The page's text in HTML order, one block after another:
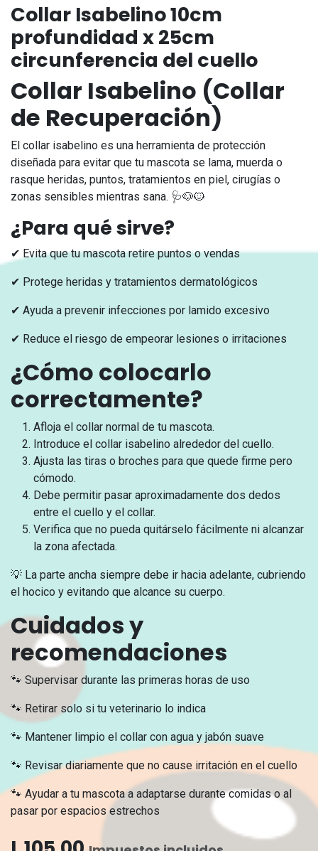
Collar Isabelino 10cm
profundidad x 25cm
circunferencia del cuello
Collar Isabelino (Collar
de Recuperación)
El collar isabelino es una herramienta de protección
diseñada para evitar que tu mascota se lama, muerda o
rasque heridas, puntos, tratamientos en piel, cirugías o
zonas sensibles mientras sana. 🩺🐶🐱
¿Para qué sirve?
✔ Evita que tu mascota retire puntos o vendas
✔ Protege heridas y tratamientos dermatológicos
✔ Ayuda a prevenir infecciones por lamido excesivo
✔ Reduce el riesgo de empeorar lesiones o irritaciones
¿Cómo colocarlo
correctamente?
Afloja el collar normal de tu mascota.
Introduce el collar isabelino alrededor del cuello.
Ajusta las tiras o broches para que quede firme pero
cómodo.
Debe permitir pasar aproximadamente dos dedos
entre el cuello y el collar.
Verifica que no pueda quitárselo fácilmente ni alcanzar
la zona afectada.
💡 La parte ancha siempre debe ir hacia adelante, cubriendo
el hocico y evitando que alcance su cuerpo.
Cuidados y
recomendaciones
🐾 Supervisar durante las primeras horas de uso
🐾 Retirar solo si tu veterinario lo indica
🐾 Mantener limpio el collar con agua y jabón suave
🐾 Revisar diariamente que no cause irritación en el cuello
🐾 Ayudar a tu mascota a adaptarse durante comidas o al
pasar por espacios estrechos